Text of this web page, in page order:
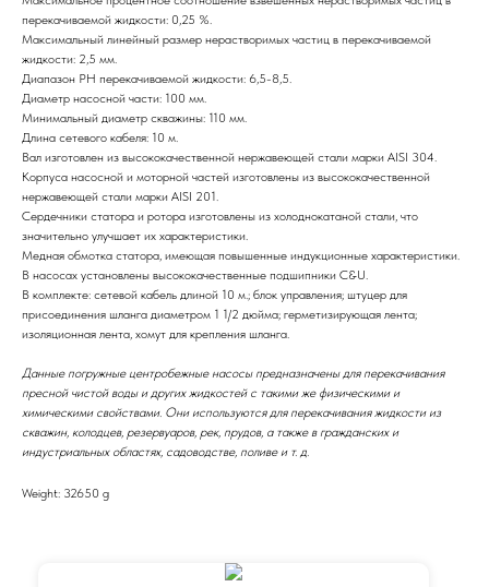
перекачиваемой жидкости: 0,25 %.
Максимальный линейный размер нерастворимых частиц в перекачиваемой
жидкости: 2,5 мм.
Диапазон РН перекачиваемой жидкости: 6,5-8,5.
Диаметр насосной части: 100 мм.
Минимальный диаметр скважины: 110 мм.
Длина сетевого кабеля: 10 м.
Вал изготовлен из высококачественной нержавеющей стали марки AISI 304.
Корпуса насосной и моторной частей изготовлены из высококачественной
нержавеющей стали марки AISI 201.
Сердечники статора и ротора изготовлены из холоднокатаной стали, что
значительно улучшает их характеристики.
Медная обмотка статора, имеющая повышенные индукционные характеристики.
В насосах установлены высококачественные подшипники C&U.
В комплекте: сетевой кабель длиной 10 м.; блок управления; штуцер для
присоединения шланга диаметром 1 1/2 дюйма; герметизирующая лента;
изоляционная лента, хомут для крепления шланга.
Данные погружные центробежные насосы предназначены для перекачивания
пресной чистой воды и других жидкостей с такими же физическими и
химическими свойствами. Они используются для перекачивания жидкости из
скважин, колодцев, резервуаров, рек, прудов, а также в гражданских и
индустриальных областях, садоводстве, поливе и т. д.
Weight: 32650 g